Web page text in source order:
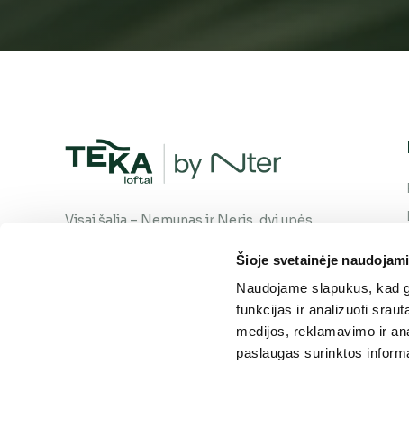
Šioje svetainėje
Naudojame slapukus, kad
funkcijas ir analizuoti
medijos, reklamavimo ir
paslaugas surinktos
Visai šalia – Nemunas ir Neris, dvi upės,
šiame kvartale teka natūraliai, tavo
pasirinkta kryptimi. Kaip ir upė – tu